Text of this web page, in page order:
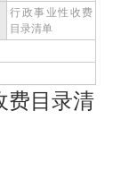
行政事业性收费
目录清单
费目录清